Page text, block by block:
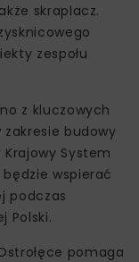
skraplacz.
zespołu
z kluczowych
zakresie budowy
System
wspierać
podczas
Polski.
pomaga